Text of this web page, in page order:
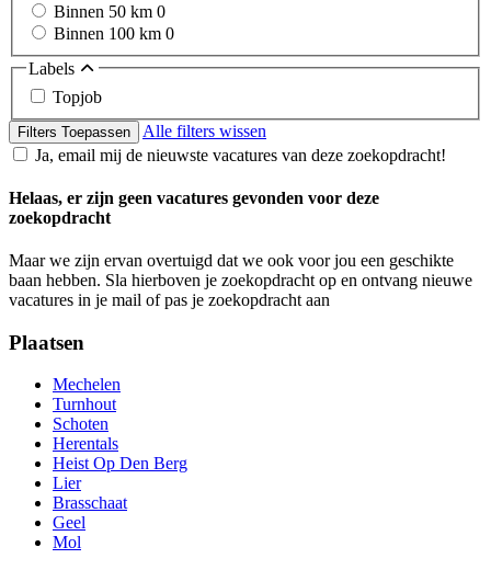
Binnen 50 km 0
Binnen 100 km 0
Labels
Topjob
Filters Toepassen
Alle filters wissen
Ja, email mij de nieuwste vacatures van deze zoekopdracht!
Helaas, er zijn geen vacatures gevonden voor deze
zoekopdracht
Maar we zijn ervan overtuigd dat we ook voor jou een geschikte
baan hebben. Sla hierboven je zoekopdracht op en ontvang nieuwe
vacatures in je mail of pas je zoekopdracht aan
Plaatsen
Mechelen
Turnhout
Schoten
Herentals
Heist Op Den Berg
Lier
Brasschaat
Geel
Mol